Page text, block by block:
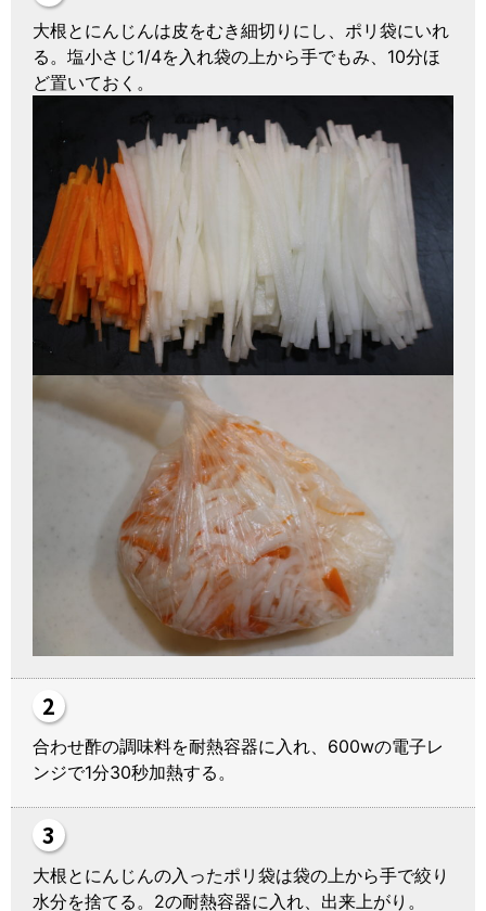
大根とにんじんは皮をむき細切りにし、ポリ袋にいれ
る。塩小さじ1/4を入れ袋の上から手でもみ、10分ほ
ど置いておく。
合わせ酢の調味料を耐熱容器に入れ、600wの電子レ
ンジで1分30秒加熱する。
大根とにんじんの入ったポリ袋は袋の上から手で絞り
水分を捨てる。2の耐熱容器に入れ、出来上がり。